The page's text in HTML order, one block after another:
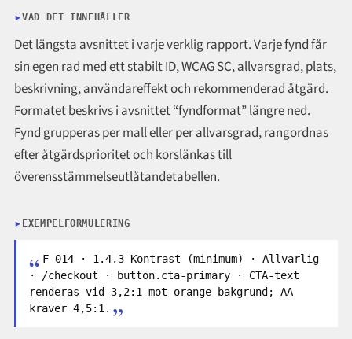
VAD DET INNEHÅLLER
Det längsta avsnittet i varje verklig rapport. Varje fynd får
sin egen rad med ett stabilt ID, WCAG SC, allvarsgrad, plats,
beskrivning, användareffekt och rekommenderad åtgärd.
Formatet beskrivs i avsnittet “fyndformat” längre ned.
Fynd grupperas per mall eller per allvarsgrad, rangordnas
efter åtgärdsprioritet och korslänkas till
överensstämmelseutlåtandetabellen.
EXEMPELFORMULERING
F-014 · 1.4.3 Kontrast (minimum) · Allvarlig
· /checkout · button.cta-primary · CTA-text
renderas vid 3,2:1 mot orange bakgrund; AA
kräver 4,5:1.